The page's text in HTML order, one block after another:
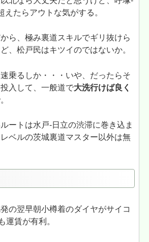
えたらアウトな気がする。
ら、極み裏道スキルでギリ抜けら
、松戸民はキツイのではないか。
乗るしか・・・いや、だったらそ
入して、一般道で大洗行けば良く
ートは水戸-日立の渋滞に巻き込ま
ベルの茨城裏道マスター以外は無
の翌早朝小樽着のダイヤがサイコ
運賃が有利。